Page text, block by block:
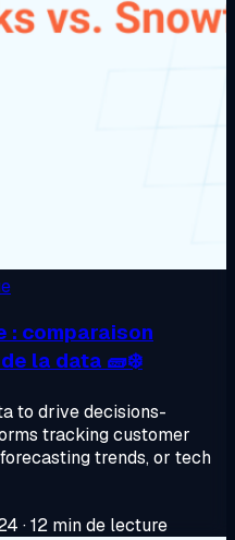
: comparaison
la data 🧱❄️
to drive decisions-
tracking customer
trends, or tech
·12 min de lecture